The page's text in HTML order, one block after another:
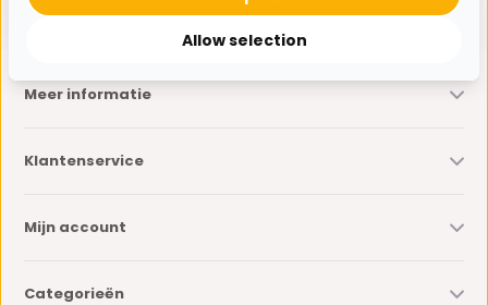
* Lees hier de wettelijke beperkingen
Meer informatie
Klantenservice
Mijn account
Categorieën
Allow selection